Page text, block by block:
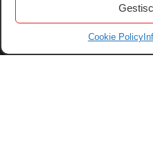
Cookie Policy
Festival & Concorsi
Iscriviti alla newsletter